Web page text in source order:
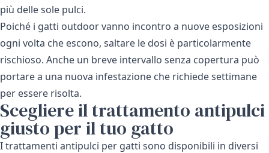
più delle sole pulci.
Poiché i gatti outdoor vanno incontro a nuove esposizioni
ogni volta che escono, saltare le dosi è particolarmente
rischioso. Anche un breve intervallo senza copertura può
portare a una nuova infestazione che richiede settimane
per essere risolta.
Scegliere il trattamento antipulci
giusto per il tuo gatto
I trattamenti antipulci per gatti sono disponibili in diversi